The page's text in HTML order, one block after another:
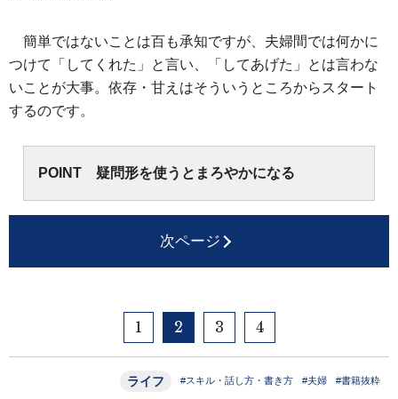
簡単ではないことは百も承知ですが、夫婦間では何かに
つけて「してくれた」と言い、「してあげた」とは言わな
いことが大事。依存・甘えはそういうところからスタート
するのです。
POINT 疑問形を使うとまろやかになる
次ページ
1 2 3 4
ライフ #スキル・話し方・書き方 #夫婦 #書籍抜粋